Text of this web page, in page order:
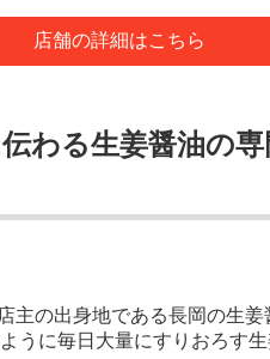
店舗の詳細はこちら
わる生姜醤油の
主の出身地である長岡の生
うに毎日大量にすりおろす